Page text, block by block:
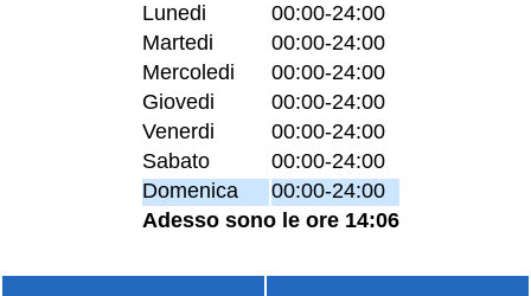
Lunedi
00:00-24:00
Martedi
00:00-24:00
Mercoledi
00:00-24:00
Giovedi
00:00-24:00
Venerdi
00:00-24:00
Sabato
00:00-24:00
Domenica
00:00-24:00
Adesso sono le ore 14:06